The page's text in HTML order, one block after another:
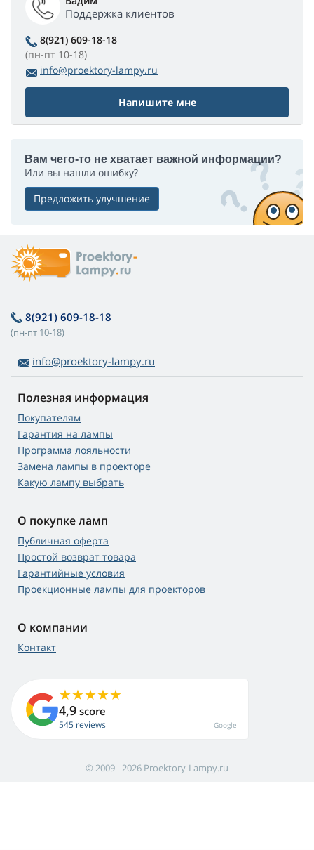
Поддержка клиентов
8(921) 609-18-18
(пн-пт 10-18)
info@proektory-lampy.ru
Напишите мне
Вам чего-то не хватает важной информации?
Или вы нашли ошибку?
Предложить улучшение
8(921) 609-18-18
(пн-пт 10-18)
info@proektory-lampy.ru
Полезная информация
Покупателям
Гарантия на лампы
Программа лояльности
Замена лампы в проекторе
Какую лампу выбрать
О покупке ламп
Публичная оферта
Простой возврат товара
Гарантийные условия
Проекционные лампы для проекторов
О компании
Контакт
4,9 score
545 reviews Google
© 2009 - 2026 Proektory-Lampy.ru